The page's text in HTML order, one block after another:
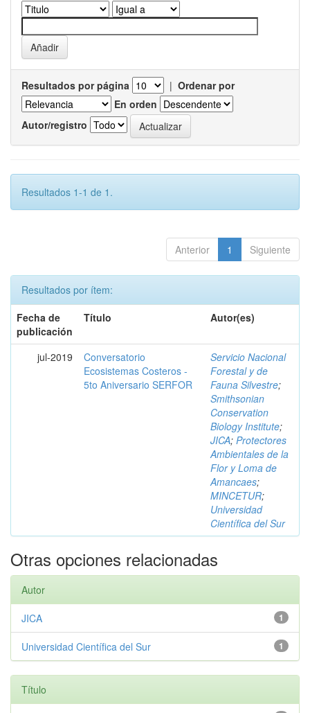
Resultados por página | Ordenar por
En orden
Autor/registro
Resultados 1-1 de 1.
Anterior 1 Siguiente
Resultados por ítem:
Fecha de
publicación
Título Autor(es)
jul-2019
Conversatorio
Ecosistemas Costeros -
5to Aniversario SERFOR
Servicio Nacional
Forestal y de
Fauna Silvestre;
Smithsonian
Conservation
Biology Institute;
JICA; Protectores
Ambientales de la
Flor y Loma de
Amancaes;
MINCETUR;
Universidad
Científica del Sur
Otras opciones relacionadas
Autor
1
JICA
1
Universidad Científica del Sur
Título